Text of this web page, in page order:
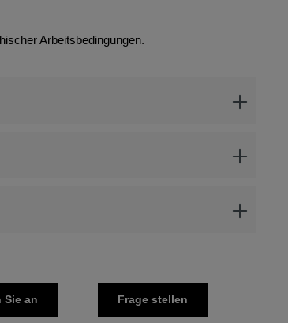
Arbeitsbedingungen.
Sie an Frage stellen